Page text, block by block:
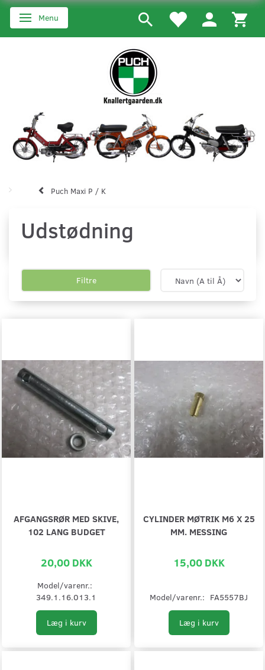
Skifte navigation
Menu
Puch Maxi P / K
Udstødning
Filtre
AFGANGSRØR MED SKIVE,
102 LANG BUDGET
20,00 DKK
Model/varenr.:
349.1.16.013.1
Læg i kurv
CYLINDER MØTRIK M6 X 25
MM. MESSING
15,00 DKK
Model/varenr.: FA5557BJ
Læg i kurv